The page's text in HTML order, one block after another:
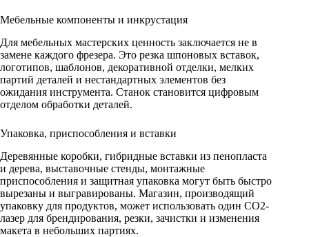
Мебельные компоненты и инкрустация
Для мебельных мастерских ценность заключается не в
замене каждого фрезера. Это резка шпоновых вставок,
логотипов, шаблонов, декоративной отделки, мелких
партий деталей и нестандартных элементов без
ожидания инструмента. Станок становится цифровым
отделом обработки деталей.
Упаковка, приспособления и вставки
Деревянные коробки, гибридные вставки из пенопласта
и дерева, выставочные стенды, монтажные
приспособления и защитная упаковка могут быть быстро
вырезаны и выгравированы. Магазин, производящий
упаковку для продуктов, может использовать один CO2-
лазер для брендирования, резки, зачистки и изменения
макета в небольших партиях.